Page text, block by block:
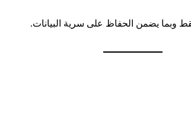
وبما يضمن الحفاظ على سرية البيانات.